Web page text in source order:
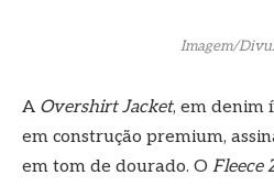
Imagem/
A Overshirt Jacket, em denim
em construção premium,
em tom de dourado. O Fleece